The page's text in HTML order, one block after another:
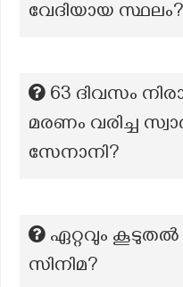
വേദിയായ സ്ഥലം?
63 ദിവസം
മരണം വരിച്ച
സേനാനി?
ഏറ്റവും കൂടുതൽ
സിനിമ?